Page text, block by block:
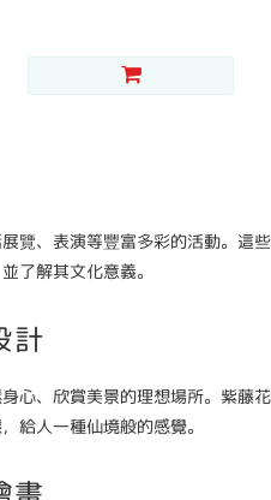
覽、表演等豐富多彩的活動。這些
了解其文化意義。
計
心、欣賞美景的理想場所。紫藤花
給人一種仙境般的感覺。